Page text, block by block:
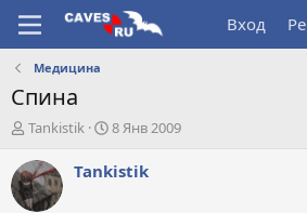
Вход
Медицина
Спина
А
т
о
р
Tankistik
Д
т
8 Янв 2009
Tankistik